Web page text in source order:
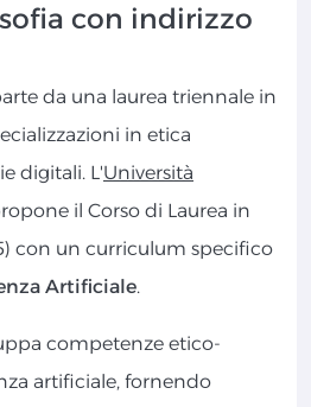
con indirizzo
da una laurea triennale in
in etica
digitali. L'Università
il Corso di Laurea in
con un curriculum specifico
Artificiale.
competenze etico-
artificiale, fornendo